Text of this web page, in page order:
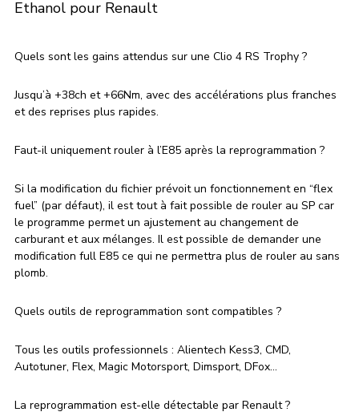
Ethanol pour Renault
Quels sont les gains attendus sur une Clio 4 RS Trophy ?
Jusqu’à +38ch et +66Nm, avec des accélérations plus franches
et des reprises plus rapides.
Faut-il uniquement rouler à l’E85 après la reprogrammation ?
Si la modification du fichier prévoit un fonctionnement en “flex
fuel” (par défaut), il est tout à fait possible de rouler au SP car
le programme permet un ajustement au changement de
carburant et aux mélanges. Il est possible de demander une
modification full E85 ce qui ne permettra plus de rouler au sans
plomb.
Quels outils de reprogrammation sont compatibles ?
Tous les outils professionnels : Alientech Kess3, CMD,
Autotuner, Flex, Magic Motorsport, Dimsport, DFox…
La reprogrammation est-elle détectable par Renault ?